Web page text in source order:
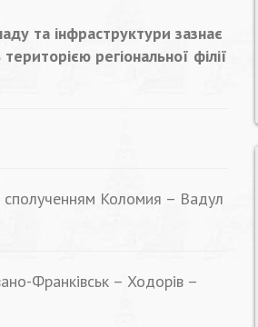
та інфраструктури зазнає
регіональної філії
Коломия – Вадул
Франківськ – Ходорів –